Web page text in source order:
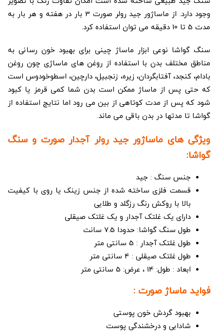
وجود دارد. از ماساژور جید رولر صورت 3 بار در هفته و هر بار به
مدت 5 تا 10 دقیقه می توان استفاده کرد.
سنگ گواشا نوعی ابزار ماساژ چینی برای بهبود خون رسانی به
مناطق مختلف بدن با استفاده از روغن های ماساژی چون روغن
بادام، کنجد، آفتابگردان، زیره، زنجبیل، دارچین، اسطوخودوس است
که حتی پس از ماساژ ممکن است بدن شما کمی قرمز یا کبود
شود که پس از مدت کوتاهی از بین می رود اما نتایج استفاده از
گواشا تا مدتها در بدن باقی می ماند.
ویژگی های ماساژور جید رولر آجدار صورت و سنگ
گواشا:
جنس سنگ : جید
قسمت فلزی ساخته شده از جنس زینک یا روی با کیفیت
بالا با روکش رنگ رزگلد و طلایی
دارای یک غلتک آجدار و یک غلتک صیقلی
طول سنگ گواشا: حدودا 7.5 سانت
طول غلتک آجدار : 5 سانتی متر
طول غلتک صیقلی : 4 سانتی متر
ابعاد : طول: 14 ، عرض: 5 سانتی متر
فواید ماساژ صورت :
بهبود گردش خون پوستی
شادابی و درخشندگی پوست